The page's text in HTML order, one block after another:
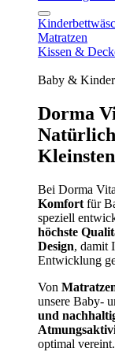
Matratzen
Kissen &
Baby & Kinder
Dorma
Kleinsten
Bei Dorma
Komfort für
speziell
höchste
Design, damit
Entwicklung
Von
unsere Baby-
und
optimal vereint.